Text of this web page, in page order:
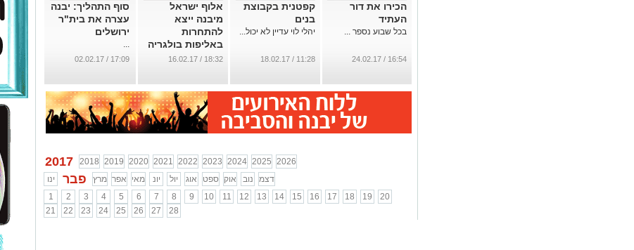
הכירו את דור
העתיד
בכל שבוע נספר ...
16:54 / 24.02.17
קפטנית בקבוצת
בנים
יהלי לוי עדיין לא יכול...
11:28 / 18.02.17
אלוף ישראל
מיבנה ייצא
להתחרות
באליפות בולגריה
...
18:32 / 16.02.17
סוף התהליך: יבנה
עצרה את בית"ר
ירושלים
...
17:09 / 02.02.17
2017 2018 2019 2020 2021 2022 2023 2024 2025 2026
ינו
פבר מרץ אפר מאי יונ יול אוג ספט אוק נוב
דצמ
1
2 3 4 5 6 7 8 9 10 11 12 13 14 15 16 17 18 19
20
21
22 23 24 25 26 27 28